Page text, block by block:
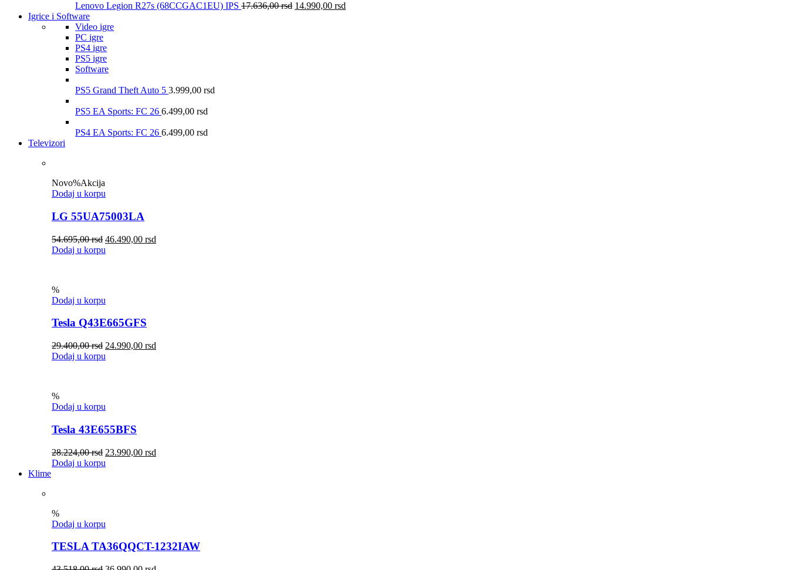
Lenovo Legion R27s (68CCGAC1EU) IPS 17.636,00rsd 14.990,00 rsd
Igrice i Software
Video igre
PC igre
PS4 igre
PS5 igre
Software
PS5 Grand Theft Auto 5 3.999,00 rsd
PS5 EA Sports: FC 26 6.499,00 rsd
PS4 EA Sports: FC 26 6.499,00 rsd
Televizori
Novo%Akcija
Dodaj u korpu
LG 55UA75003LA
54.695,00rsd 46.490,00 rsd
Dodaj u korpu
%
Dodaj u korpu
Tesla Q43E665GFS
29.400,00rsd 24.990,00 rsd
Dodaj u korpu
%
Dodaj u korpu
Tesla 43E655BFS
28.224,00rsd 23.990,00 rsd
Dodaj u korpu
Klime
%
Dodaj u korpu
TESLA TA36QQCT-1232IAW